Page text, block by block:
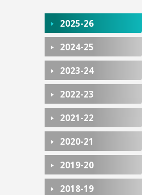
2025-26
2024-25
2023-24
2022-23
2021-22
2020-21
2019-20
2018-19